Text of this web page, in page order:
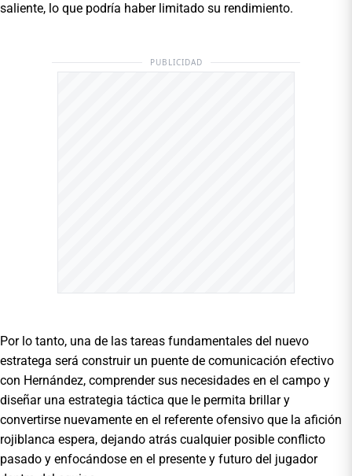
saliente, lo que podría haber limitado su rendimiento.
PUBLICIDAD
Por lo tanto, una de las tareas fundamentales del nuevo
estratega será construir un puente de comunicación efectivo
con Hernández, comprender sus necesidades en el campo y
diseñar una estrategia táctica que le permita brillar y
convertirse nuevamente en el referente ofensivo que la afición
rojiblanca espera, dejando atrás cualquier posible conflicto
pasado y enfocándose en el presente y futuro del jugador